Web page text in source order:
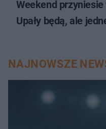
Weekend
Upały będą, ale
NAJNOWSZE